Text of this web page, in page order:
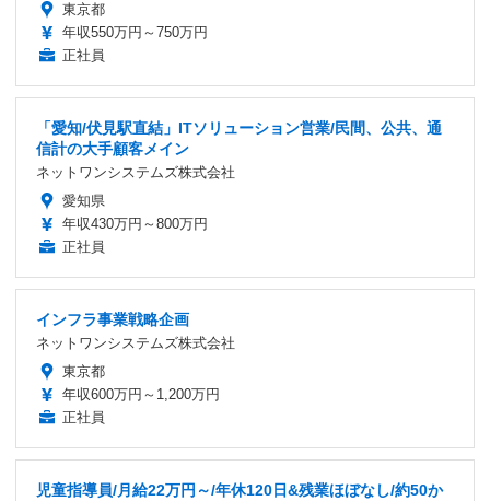
東京都
年収550万円～750万円
正社員
「愛知/伏見駅直結」ITソリューション営業/民間、公共、通
信計の大手顧客メイン
ネットワンシステムズ株式会社
愛知県
年収430万円～800万円
正社員
インフラ事業戦略企画
ネットワンシステムズ株式会社
東京都
年収600万円～1,200万円
正社員
児童指導員/月給22万円～/年休120日&残業ほぼなし/約50か